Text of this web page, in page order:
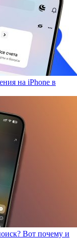
на iPhone в
Вот почему и